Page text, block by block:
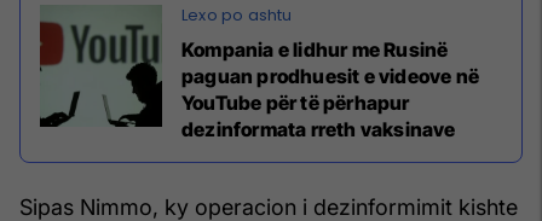
Kompania e lidhur me Rusinë
paguan prodhuesit e videove në
YouTube për të përhapur
dezinformata rreth vaksinave
Sipas Nimmo, ky operacion i dezinformimit kishte